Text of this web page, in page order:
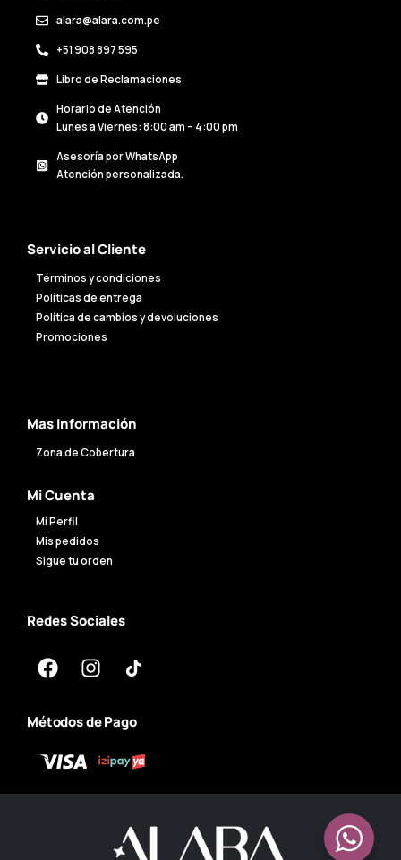
alara@alara.com.pe
+51 908 897 595
Libro de Reclamaciones
Horario de Atención
Lunes a Viernes: 8:00 am – 4:00 pm
Asesoría por WhatsApp
Atención personalizada.
Servicio al Cliente
Términos y condiciones
Políticas de entrega
Política de cambios y devoluciones
Promociones
Mas Información
Zona de Cobertura
Mi Cuenta
Mi Perfil
Mis pedidos
Sigue tu orden
Redes Sociales
Métodos de Pago